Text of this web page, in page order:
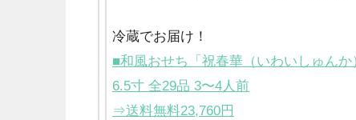
冷蔵でお届け！
■和風おせち「祝春華（いわいしゅんか
6.5寸 全29品 3〜4人前
⇒送料無料23,760円